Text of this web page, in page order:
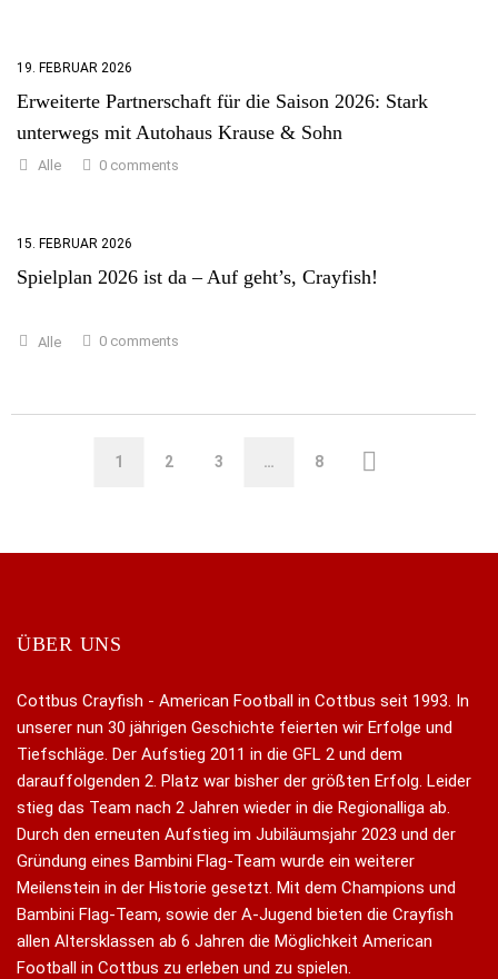
19. FEBRUAR 2026
Erweiterte Partnerschaft für die Saison 2026: Stark
unterwegs mit Autohaus Krause & Sohn
Alle 0 comments
15. FEBRUAR 2026
Spielplan 2026 ist da – Auf geht’s, Crayfish!
Alle 0 comments
1 2 3 … 8
ÜBER UNS
Cottbus Crayfish - American Football in Cottbus seit 1993. In
unserer nun 30 jährigen Geschichte feierten wir Erfolge und
Tiefschläge. Der Aufstieg 2011 in die GFL 2 und dem
darauffolgenden 2. Platz war bisher der größten Erfolg. Leider
stieg das Team nach 2 Jahren wieder in die Regionalliga ab.
Durch den erneuten Aufstieg im Jubiläumsjahr 2023 und der
Gründung eines Bambini Flag-Team wurde ein weiterer
Meilenstein in der Historie gesetzt. Mit dem Champions und
Bambini Flag-Team, sowie der A-Jugend bieten die Crayfish
allen Altersklassen ab 6 Jahren die Möglichkeit American
Football in Cottbus zu erleben und zu spielen.